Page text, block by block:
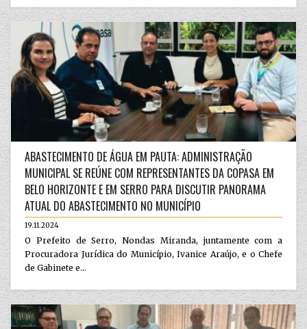
ABASTECIMENTO DE ÁGUA EM PAUTA: ADMINISTRAÇÃO
MUNICIPAL SE REÚNE COM REPRESENTANTES DA COPASA EM
BELO HORIZONTE E EM SERRO PARA DISCUTIR PANORAMA
ATUAL DO ABASTECIMENTO NO MUNICÍPIO
19.11.2024
O Prefeito de Serro, Nondas Miranda, juntamente com a
Procuradora Jurídica do Município, Ivanice Araújo, e o Chefe
de Gabinete e...